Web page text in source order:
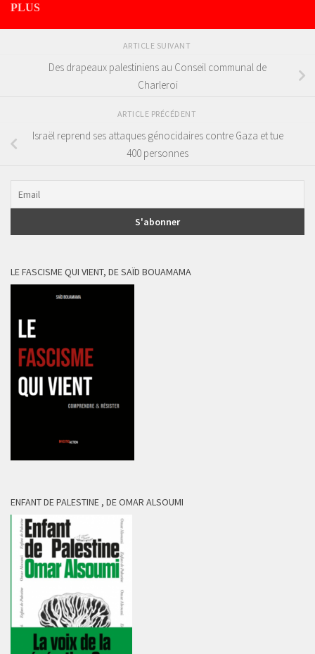
PLUS
ARTICLE SUIVANT
Des drapeaux palestiniens au Conseil communal de
Charleroi
ARTICLE PRÉCÉDENT
Israël reprend ses attaques génocidaires contre Gaza et tue
400 personnes
LE FASCISME QUI VIENT, DE SAÏD BOUAMAMA
ENFANT DE PALESTINE , DE OMAR ALSOUMI